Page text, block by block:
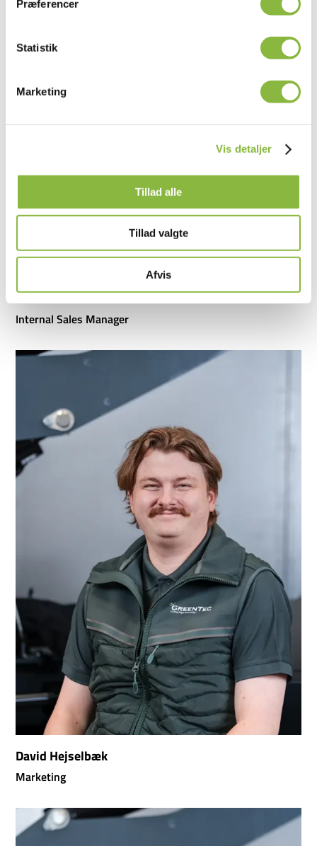
Præferencer
Statistik
Marketing
Vis detaljer
Tillad alle
Tillad valgte
Afvis
Anne Juul
Internal Sales Manager
David Hejselbæk
Marketing